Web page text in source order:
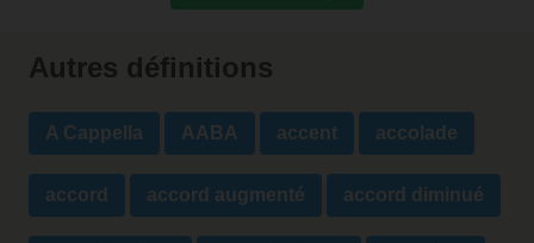
Autres définitions
A Cappella AABA accent accolade
accord accord augmenté accord diminué